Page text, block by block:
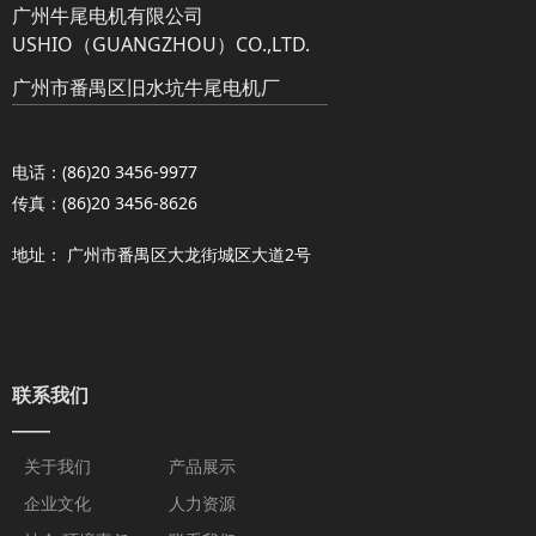
电话：(86)20 3456-9977
传真：(86)20 3456-8626
地址： 广州市番禺区大龙街城区大道2号
广州牛尾电机有限公司
USHIO（GUANGZHOU）CO.,LTD.
广州市番禺区旧水坑牛尾电机厂
关于我们
企业文化
联系我们
——
产品展示
人力资源